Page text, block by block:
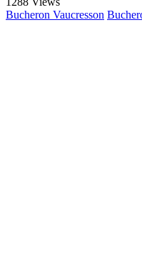
Bucheron Vaucresson